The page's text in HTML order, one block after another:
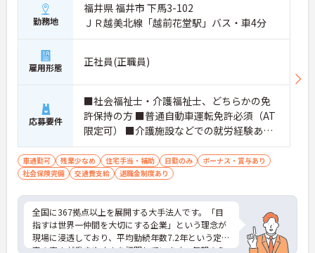
勤務地
福井県 福井市 下馬3-102
ＪＲ越美北線「越前花堂駅」バス・車4分
雇用形態 正社員(正職員)
応募要件
■社会福祉士・介護福祉士、どちらかの免
許保持の方 ■普通自動車運転免許必須（AT
限定可） ■介護施設などでの就労経験あれ
ば尚可 ■ハイエースを運転できる方歓迎
車通勤可 残業少なめ 住宅手当・補助 日勤のみ
ボーナス・賞与あり
社会保険完備
交通費支給 退職金制度あり
全国に367拠点以上を展開する大手法人です。「目
指すは世界一仲間を大切にする企業」という理念が
現場に浸透しており、平均勤続年数7.2年という定着
率の高さが働きやすさを証明しています。毎朝のミ